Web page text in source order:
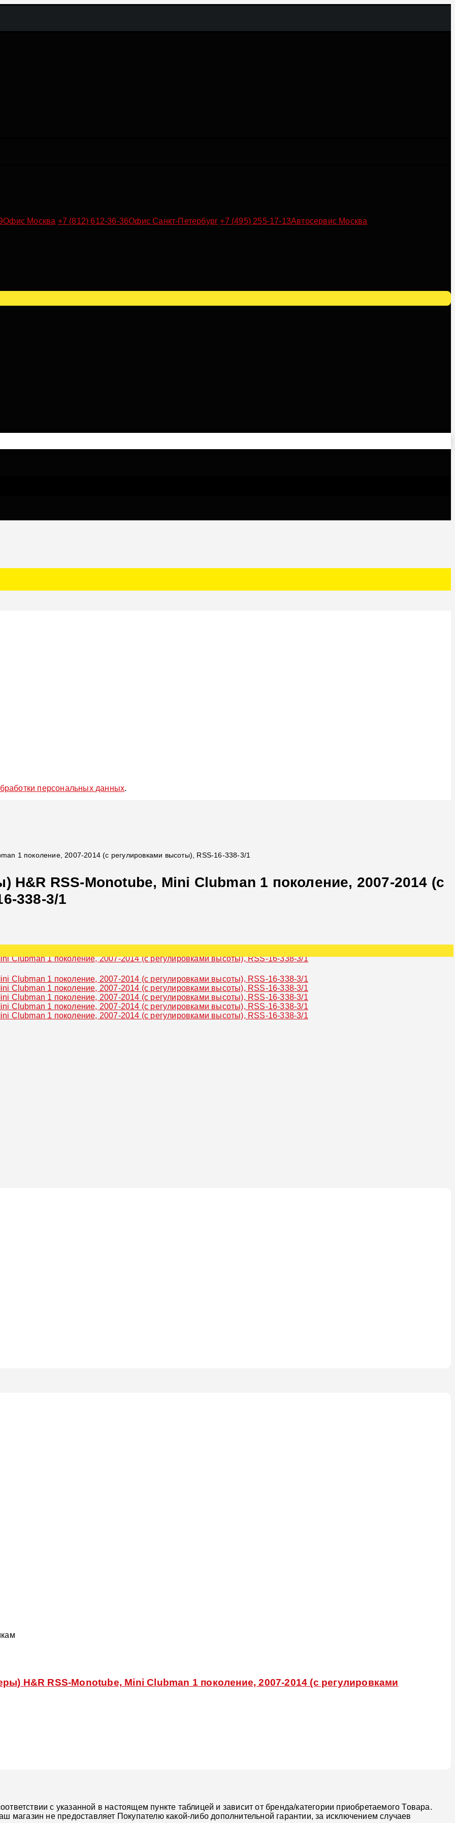
Офис Москва +7 (812) 612-36-36Офис Санкт-Петербург +7 (495) 255-17-13Автосервис Москва
персональных данных.
1 поколение, 2007-2014 (с регулировками высоты), RSS-16-338-3/1
H&R RSS-Monotube, Mini Clubman 1 поколение, 2007-2014 (с
338-3/1
H&R RSS-Monotube, Mini Clubman 1 поколение, 2007-2014 (с регулировками
с указанной в настоящем пункте таблицей и зависит от бренда/категории приобретаемого Товара.
магазин не предоставляет Покупателю какой-либо дополнительной гарантии, за исключением случаев